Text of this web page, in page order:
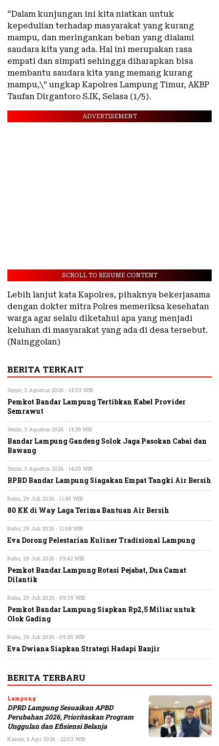
“Dalam kunjungan ini kita niatkan untuk
kepedulian terhadap masyarakat yang kurang
mampu, dan meringankan beban yang dialami
saudara kita yang ada. Hal ini merupakan rasa
empati dan simpati sehingga diharapkan bisa
membantu saudara kita yang memang kurang
mampu,\” ungkap Kapolres Lampung Timur, AKBP
Taufan Dirgantoro S.IK, Selasa (1/5).
ADVERTISEMENT
SCROLL TO RESUME CONTENT
Lebih lanjut kata Kapolres, pihaknya bekerjasama
dengan dokter mitra Polres memeriksa kesehatan
warga agar selalu diketahui apa yang menjadi
keluhan di masyarakat yang ada di desa tersebut.
(Nainggolan)
BERITA TERKAIT
Senin, 3 Agustus 2026 - 14:33 WIB
Pemkot Bandar Lampung Tertibkan Kabel Provider
Semrawut
Senin, 3 Agustus 2026 - 14:28 WIB
Bandar Lampung Gandeng Solok Jaga Pasokan Cabai dan
Bawang
Senin, 3 Agustus 2026 - 14:23 WIB
BPBD Bandar Lampung Siagakan Empat Tangki Air Bersih
Rabu, 29 Juli 2026 - 11:45 WIB
80 KK di Way Laga Terima Bantuan Air Bersih
Rabu, 29 Juli 2026 - 11:08 WIB
Eva Dorong Pelestarian Kuliner Tradisional Lampung
Rabu, 29 Juli 2026 - 09:42 WIB
Pemkot Bandar Lampung Rotasi Pejabat, Dua Camat
Dilantik
Rabu, 29 Juli 2026 - 09:35 WIB
Pemkot Bandar Lampung Siapkan Rp2,5 Miliar untuk
Olok Gading
Rabu, 29 Juli 2026 - 09:25 WIB
Eva Dwiana Siapkan Strategi Hadapi Banjir
BERITA TERBARU
Lampung
DPRD Lampung Sesuaikan APBD
Perubahan 2026, Prioritaskan Program
Unggulan dan Efisiensi Belanja
Kamis, 6 Agu 2026 - 22:03 WIB